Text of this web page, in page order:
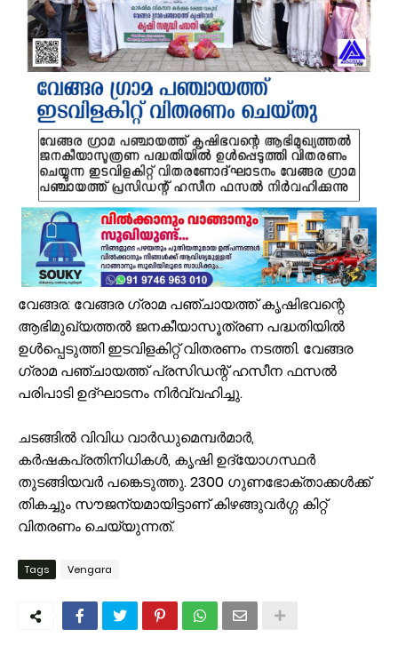
എസ്. എം. സർവർ മെഗാ ക്വിസ് -മലപ്പുറം ഈസ്റ്റ് സോൺ മത്സരം
സൗദിയിൽ വാഹനാപകടത്തിൽ മൂന്നിയൂർ സ്വദേശി മരണപ്പെട്ടു
ഓണക്കാലത്തെ റേഷൻ വിതരണം തിങ്കളാഴ്ച മുതൽ;
സംവരണ നിയമനങ്ങളിൽ സ്പെഷ്യൽ റിക്രൂട്ട്മെന്റ് നടത്തണം:
ഇൻഫാന്റിനോക്കെതിരെ അവിശ്വാസ പ്രമേയ നീക്കവുമായി
എസ്.എം.സർവർ മെഗാ ഉറുദു ക്വിസ് മത്സരം സമാപിച്ചു
ഒതുക്കുങ്ങൽ ഗവൺമെന്റ് ഹയർ സെക്കന്ററി സ്കൂളിന് പ്രത്യേക
വേങ്ങര ടൗൺ പൗരസമിതി ഫുട്ബോൾ പ്രവചന മത്സരം: വിജയിക്ക്
ശിഹാബ് തങ്ങളെ അനുസ്മരിച്ച് പി.കെ. കുഞ്ഞാലിക്കുട്ടി
കൂരിയാട് വ്യാപാരി വ്യവസായി ഏകോപന സമിതിയുടെ
വേങ്ങര: വേങ്ങര ഗ്രാമ പഞ്ചായത്ത് കൃഷിഭവന്റെ
ആഭിമുഖ്യത്തൽ ജനകീയാസൂത്രണ പദ്ധതിയിൽ
ഉൾപ്പെടുത്തി ഇടവിളകിറ്റ് വിതരണം നടത്തി. വേങ്ങര
ഗ്രാമ പഞ്ചായത്ത് പ്രസിഡന്റ് ഹസീന ഫസൽ
പരിപാടി ഉദ്ഘാടനം നിർവ്വഹിച്ചു.
ചടങ്ങിൽ വിവിധ വാർഡുമെമ്പർമാർ,
കർഷകപ്രതിനിധികൾ, കൃഷി ഉദ്യോഗസ്ഥർ
തുടങ്ങിയവർ പങ്കെടുത്തു. 2300 ഗുണഭോക്താക്കൾക്ക്
തികച്ചും സൗജന്യമായിട്ടാണ് കിഴങ്ങുവർഗ്ഗ കിറ്റ്
വിതരണം ചെയ്യുന്നത്.
Tags Vengara